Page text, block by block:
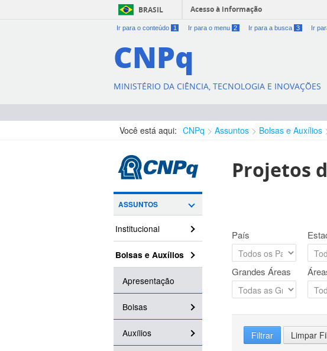
BRASIL Acesso à informação
Ir para o conteúdo 1 Ir para o menu 2 Ir para a busca 3 Ir
CNPq
MINISTÉRIO DA CIÊNCIA, TECNOLOGIA E INOVAÇÕES
Você está aqui: CNPq Assuntos Bolsas e Auxílios
ASSUNTOS
Institucional
Bolsas e Auxílios
Apresentação
Bolsas
Auxílios
Projetos
País
Grandes Áreas
Filtrar Limpar